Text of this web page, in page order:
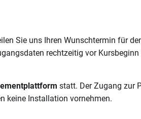
Sie uns Ihren Wunschtermin für
rechtzeitig vor
statt. Der Zugang zur
keine Installation vornehmen.